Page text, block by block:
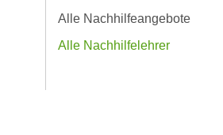
Alle Nachhilfeangebote
Alle Nachhilfelehrer